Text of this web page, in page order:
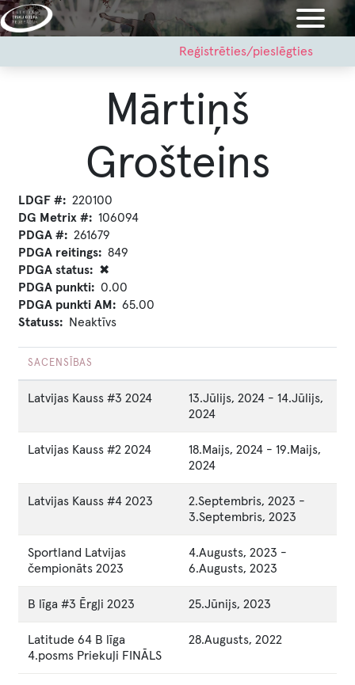
Pārlekt
uz
menu
Reģistrēties/pieslēgties
Mārtiņš
Grošteins
LDGF #
220100
DG Metrix #
106094
PDGA #
261679
PDGA reitings
849
PDGA status
✖
PDGA punkti
0.00
PDGA punkti AM
65.00
Statuss
Neaktīvs
SACENSĪBAS
Latvijas Kauss #3 2024 13.Jūlijs, 2024 - 14.Jūlijs,
2024
Latvijas Kauss #2 2024 18.Maijs, 2024 - 19.Maijs,
2024
Latvijas Kauss #4 2023 2.Septembris, 2023 -
3.Septembris, 2023
Sportland Latvijas
čempionāts 2023
4.Augusts, 2023 -
6.Augusts, 2023
B līga #3 Ērgļi 2023 25.Jūnijs, 2023
Latitude 64 B līga
4.posms Priekuļi FINĀLS
28.Augusts, 2022